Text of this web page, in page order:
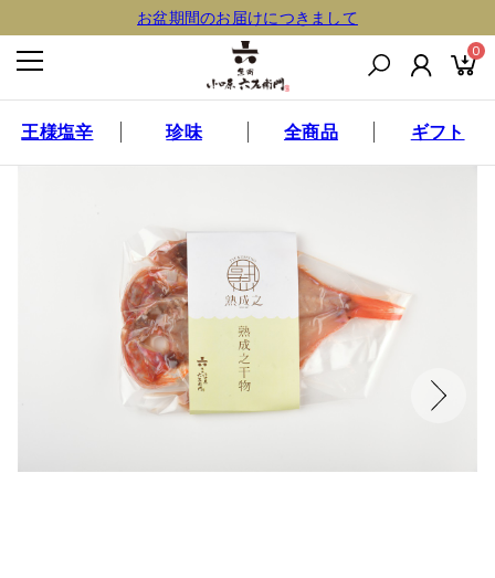
お盆期間のお届けにつきまして
0
王様塩辛 珍味 全商品 ギフト